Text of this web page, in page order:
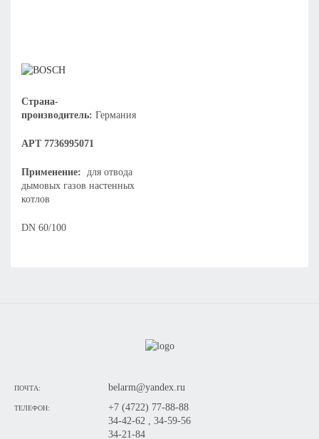
Страна-
производитель: Германия
АРТ 7736995071
Применение: для отвода
дымовых газов настенных
котлов
DN 60/100
ПОЧТА: belarm@yandex.ru
ТЕЛЕФОН:
+7 (4722) 77-88-88
34-42-62 , 34-59-56
34-21-84